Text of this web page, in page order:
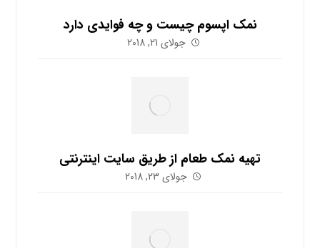
نمک اپسوم چیست و چه فوایدی دارد
جولای 21, 2018
تهیه نمک طعام از طریق سایت اینترنتی
جولای 23, 2018